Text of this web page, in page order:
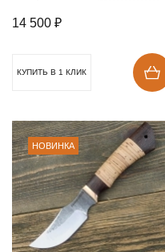
14 500 ₽
КУПИТЬ В 1 КЛИК
НОВИНКА